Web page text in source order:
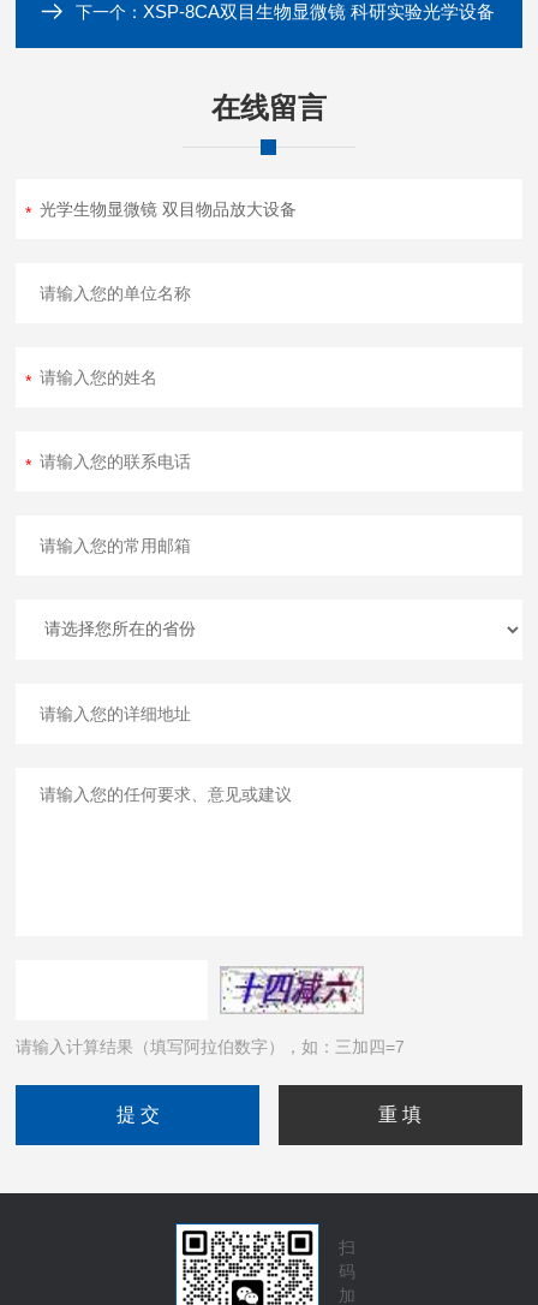
下一个：XSP-8CA双目生物显微镜 科研实验光学设备
在线留言
请输入计算结果（填写阿拉伯数字），如：三加四=7
扫
码
加